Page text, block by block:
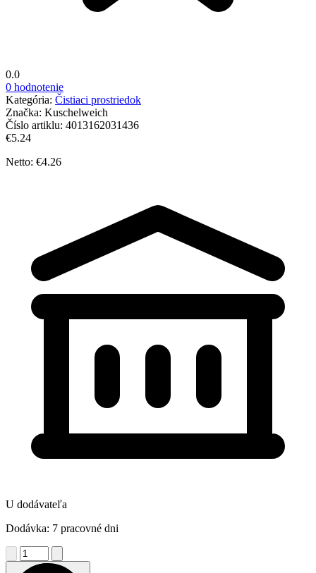
0.0
0 hodnotenie
Kategória: Čistiaci prostriedok
Značka: Kuschelweich
Číslo artiklu: 4013162031436
€5.24
Netto: €4.26
U dodávateľa
Dodávka: 7 pracovné dni